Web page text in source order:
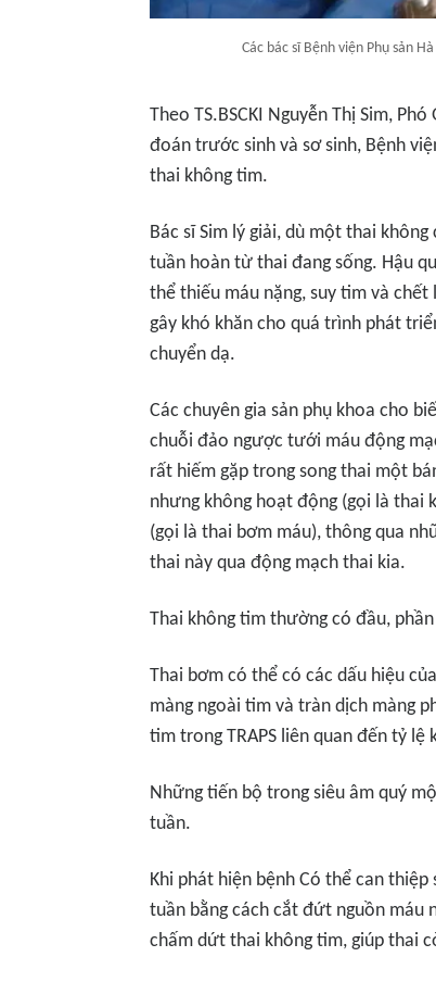
Các bác sĩ Bệnh viện Phụ sản
Theo TS.BSCKI Nguyễn Thị Sim,
đoán trước sinh và sơ sinh, Bệnh
thai không tim.
Bác sĩ Sim lý giải, dù một thai
tuần hoàn từ thai đang sống. Hậu
thể thiếu máu nặng, suy tim và
gây khó khăn cho quá trình phát
chuyển dạ.
Các chuyên gia sản phụ khoa cho
chuỗi đảo ngược tưới máu động
rất hiếm gặp trong song thai một
nhưng không hoạt động (gọi là
(gọi là thai bơm máu), thông qua
thai này qua động mạch thai kia.
Thai không tim thường có đầu,
Thai bơm có thể có các dấu hiệu
màng ngoài tim và tràn dịch màng
tim trong TRAPS liên quan đến tỷ
Những tiến bộ trong siêu âm quý
tuần.
Khi phát hiện bệnh Có thể can
tuần bằng cách cắt đứt nguồn máu
chấm dứt thai không tim, giúp thai